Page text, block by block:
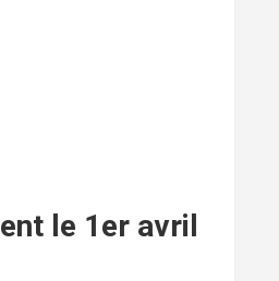
le 1er avril